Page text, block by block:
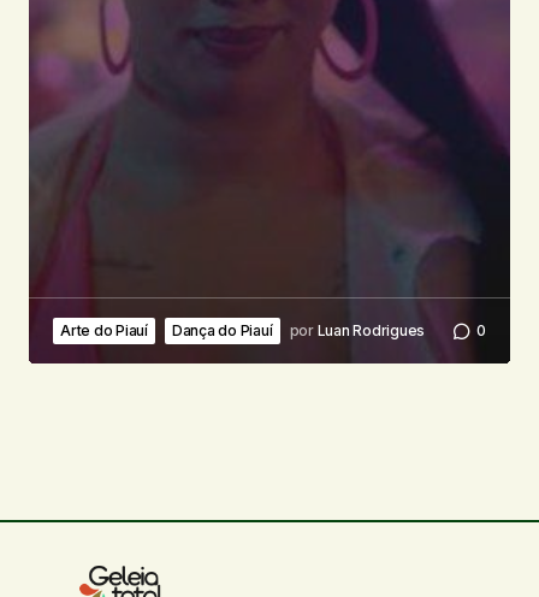
Arte do Piauí Dança do Piauí por Luan Rodrigues 0